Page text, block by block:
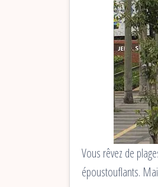
Vous rêvez de
époustouflants.